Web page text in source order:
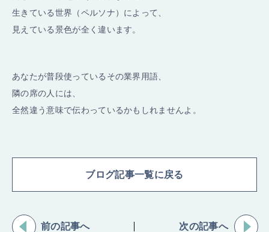
生きている世界（ペルソナ）によって、
見えている景色が全く違います。
あなたが普段使っているその業界用語、
隣の席の人には、
全然違う意味で伝わっているかもしれませんよ。
ブログ記事一覧に戻る
前の記事へ 次の記事へ